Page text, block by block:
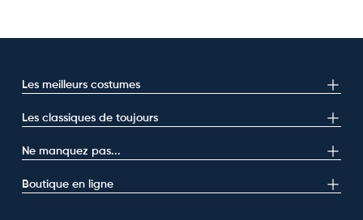
Les meilleurs costumes
Les classiques de toujours
Ne manquez pas...
Boutique en ligne